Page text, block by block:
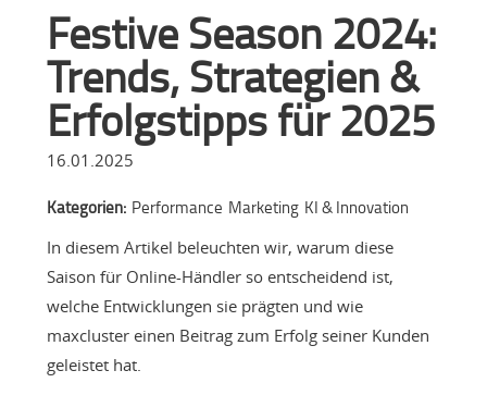
Festive Season 2024:
Trends, Strategien &
Erfolgstipps für 2025
16.01.2025
Kategorien: Performance Marketing KI & Innovation
In diesem Artikel beleuchten wir, warum diese
Saison für Online-Händler so entscheidend ist,
welche Entwicklungen sie prägten und wie
maxcluster einen Beitrag zum Erfolg seiner Kunden
geleistet hat.